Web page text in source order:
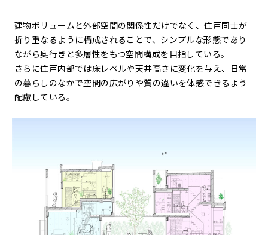
建物ボリュームと外部空間の関係性だけでなく、住戸同士が
折り重なるように構成されることで、シンプルな形態であり
ながら奥行きと多層性をもつ空間構成を目指している。
さらに住戸内部では床レベルや天井高さに変化を与え、日常
の暮らしのなかで空間の広がりや質の違いを体感できるよう
配慮している。